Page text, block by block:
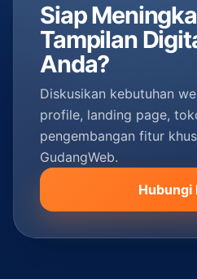
Siap
Tampilan
Anda?
Diskusikan kebutuhan
profile, landing page,
pengembangan fitur
GudangWeb.
Hubungi